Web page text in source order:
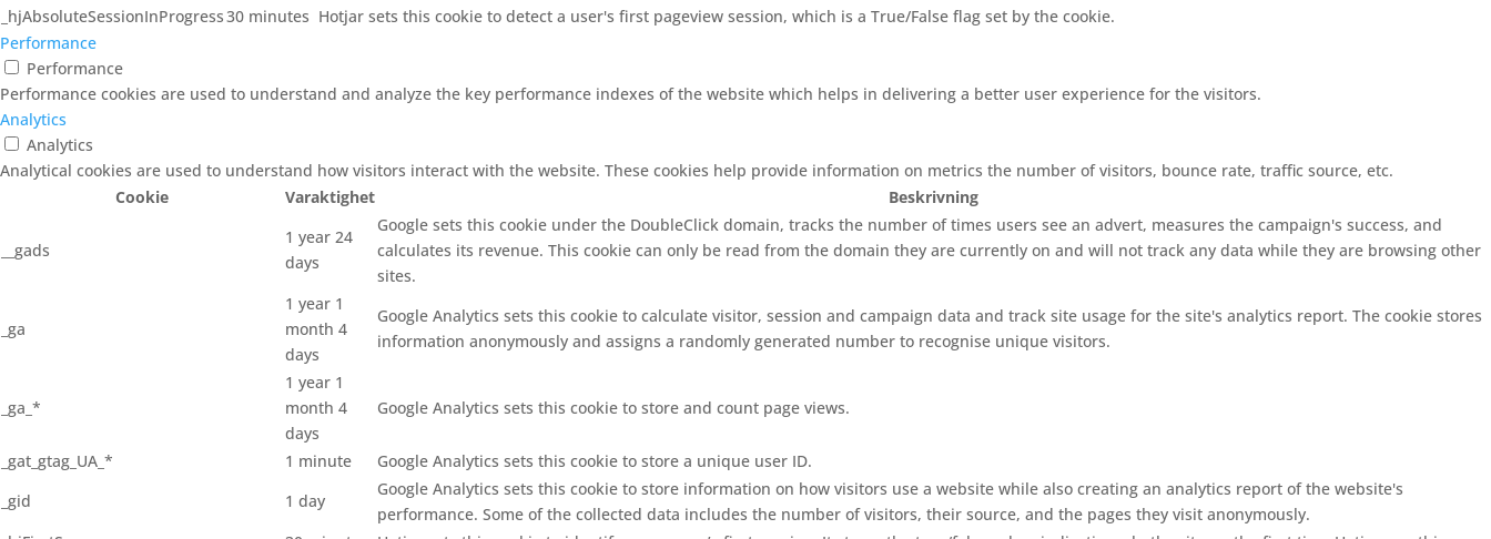
_hjAbsoluteSessionInProgress30 minutes Hotjar sets this cookie to detect a user's first pageview session, which is a True/False flag set by the cookie.
Performance
Performance
Performance cookies are used to understand and analyze the key performance indexes of the website which helps in delivering a better user experience for the visitors.
Analytics
Analytics
Analytical cookies are used to understand how visitors interact with the website. These cookies help provide information on metrics the number of visitors, bounce rate, traffic source, etc.
Cookie
Varaktighet Beskrivning
__gads
1 year 24
days
Google sets this cookie under the DoubleClick domain, tracks the number of times users see an advert, measures the campaign's success, and
calculates its revenue. This cookie can only be read from the domain they are currently on and will not track any data while they are browsing other
sites.
_ga
1 year 1
month 4
days
Google Analytics sets this cookie to calculate visitor, session and campaign data and track site usage for the site's analytics report. The cookie stores
information anonymously and assigns a randomly generated number to recognise unique visitors.
_ga_*
1 year 1
month 4
days
Google Analytics sets this cookie to store and count page views.
_gat_gtag_UA_* 1 minute
Google Analytics sets this cookie to store a unique user ID.
_gid
1 day
Google Analytics sets this cookie to store information on how visitors use a website while also creating an analytics report of the website's
performance. Some of the collected data includes the number of visitors, their source, and the pages they visit anonymously.